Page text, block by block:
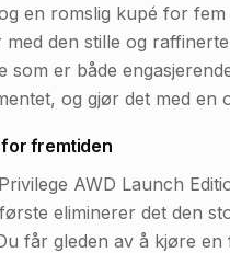
en romslig kupé for
den stille og
er både
og gjør det med en
for fremtiden
AWD Launch
eliminerer det den
får gleden av å kjøre